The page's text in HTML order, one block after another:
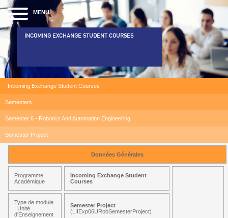
MENU
INCOMING EXCHANGE STUDENT COURSES
Incoming Exchange Student Courses
Semesters
Semester 6 - Robotics And Automation Engineering
Semester Project
Données Générales
Programme
Académique
Incoming Exchange Student
Courses
Type de module
: Unité
d'Enseignement
Semester Project
(LIIExp06URobSemesterProject)